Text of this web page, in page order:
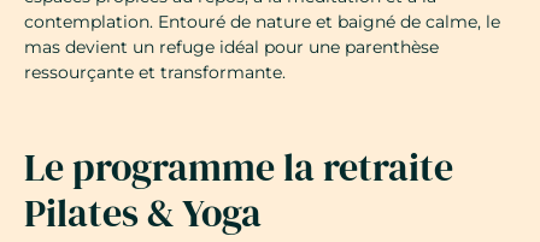
contemplation. Entouré de nature et baigné de calme, le
mas devient un refuge idéal pour une parenthèse
ressourçante et transformante.
Le programme la retraite
Pilates & Yoga